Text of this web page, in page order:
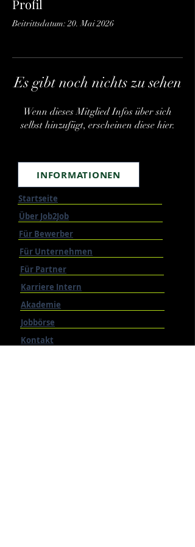
Profil
Beitrittsdatum: 20. Mai 2026
Es gibt noch nichts zu sehen
Wenn dieses Mitglied Infos über sich
selbst hinzufügt, erscheinen diese hier.
INFORMATIONEN
Startseite
Über Job2Job
Für Bewerber
Für Unternehmen
Für Partner
Karriere Intern
Akademie
Jobbörse
Kontakt